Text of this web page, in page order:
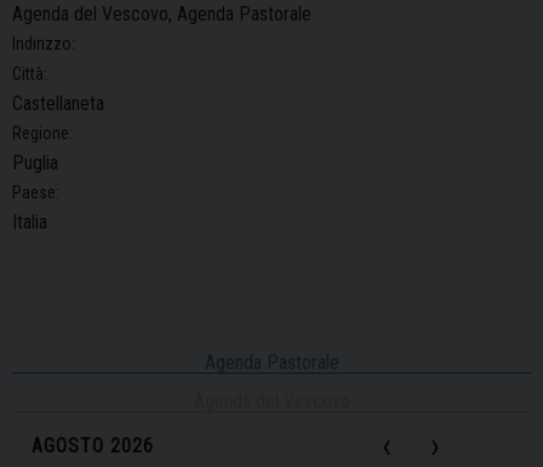
Agenda del Vescovo, Agenda Pastorale
Indirizzo:
Città:
Castellaneta
Regione:
Puglia
Paese:
Italia
Agenda Pastorale
‹
AGOSTO 2026 ›